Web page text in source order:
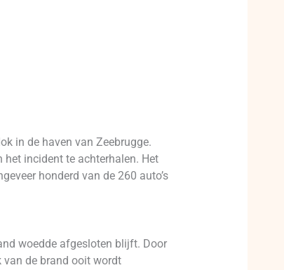
in de haven van Zeebrugge.
incident te achterhalen. Het
honderd van de 260 auto’s
woedde afgesloten blijft. Door
van de brand ooit wordt